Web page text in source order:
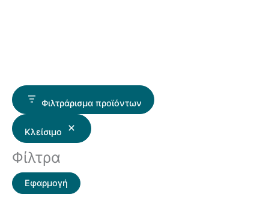
Φιλτράρισμα προϊόντων
Κλείσιμο
Φίλτρα
Εφαρμογή